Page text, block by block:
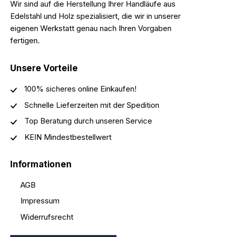
Wir sind auf die Herstellung Ihrer Handläufe aus
Edelstahl und Holz spezialisiert, die wir in unserer
eigenen Werkstatt genau nach Ihren Vorgaben
fertigen.
Unsere Vorteile
100% sicheres online Einkaufen!
Schnelle Lieferzeiten mit der Spedition
Top Beratung durch unseren Service
KEIN Mindestbestellwert
Informationen
AGB
Impressum
Widerrufsrecht